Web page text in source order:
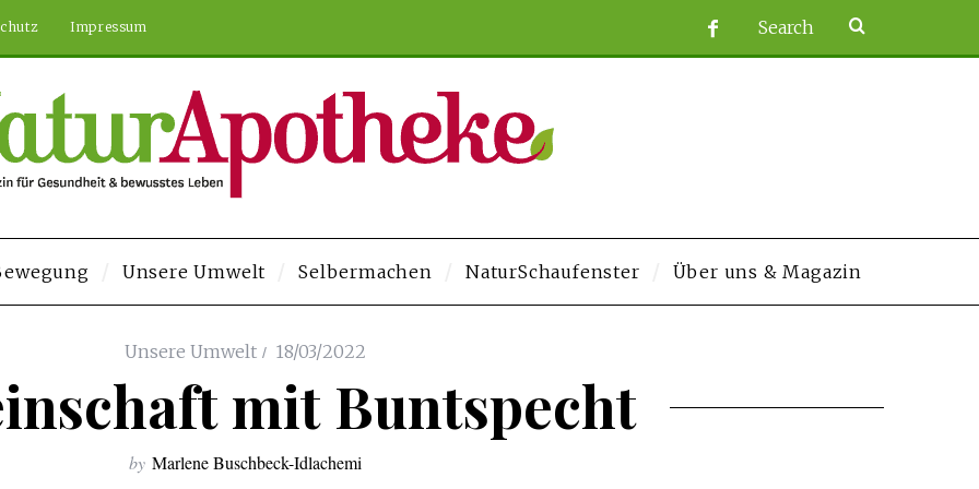
Impressum
Unsere Umwelt Selbermachen NaturSchaufenster Über uns & Magazin
Deneme Bonusu Veren Sitelerhttps://elysium-studios.com/
Unsere Umwelt 18/03/2022
mit Buntspecht
by Marlene Buschbeck-Idlachemi